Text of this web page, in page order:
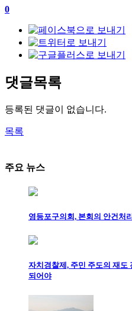
0
댓글목록
등록된 댓글이 없습니다.
목록
주요 뉴스
영등포구의회, 본회의 안건처
자치경찰제, 주민 주도의 재
되어야